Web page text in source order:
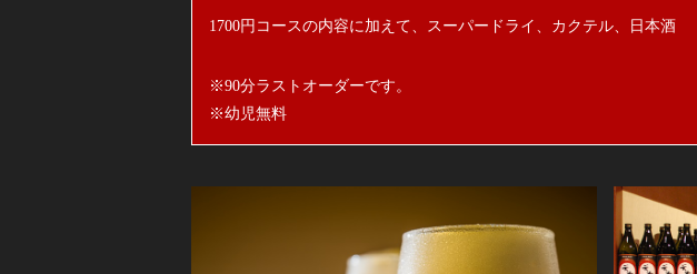
1700円コースの内容に加えて、スーパードライ、カクテル、日本酒
※90分ラストオーダーです。
※幼児無料